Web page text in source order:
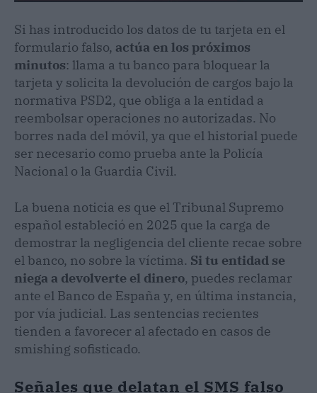
Si has introducido los datos de tu tarjeta en el
formulario falso, actúa en los próximos
minutos: llama a tu banco para bloquear la
tarjeta y solicita la devolución de cargos bajo la
normativa PSD2, que obliga a la entidad a
reembolsar operaciones no autorizadas. No
borres nada del móvil, ya que el historial puede
ser necesario como prueba ante la Policía
Nacional o la Guardia Civil.
La buena noticia es que el Tribunal Supremo
español estableció en 2025 que la carga de
demostrar la negligencia del cliente recae sobre
el banco, no sobre la víctima. Si tu entidad se
niega a devolverte el dinero, puedes reclamar
ante el Banco de España y, en última instancia,
por vía judicial. Las sentencias recientes
tienden a favorecer al afectado en casos de
smishing sofisticado.
Señales que delatan el SMS falso